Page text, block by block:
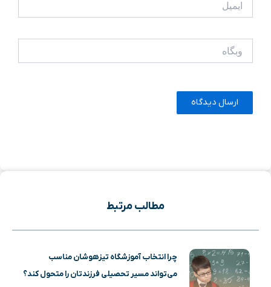
مطالب مرتبط
چرا انتخاب آموزشگاه تیزهوشان مناسب
می‌تواند مسیر تحصیلی فرزندتان را متحول کند؟